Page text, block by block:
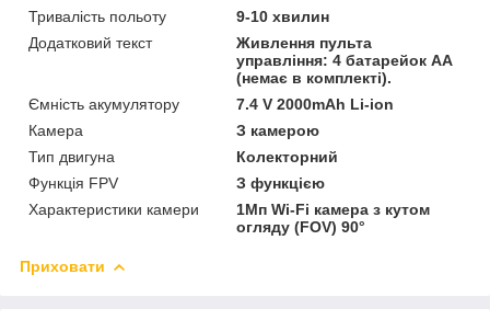
Тривалість польоту
9-10 хвилин
Додатковий текст
Живлення пульта
управління: 4 батарейок АА
(немає в комплекті).
Ємність акумулятору
7.4 V 2000mAh Li-ion
Камера
З камерою
Тип двигуна
Колекторний
Функція FPV
З функцією
Характеристики камери
1Мп Wi-Fi камера з кутом
огляду (FOV) 90°
Приховати